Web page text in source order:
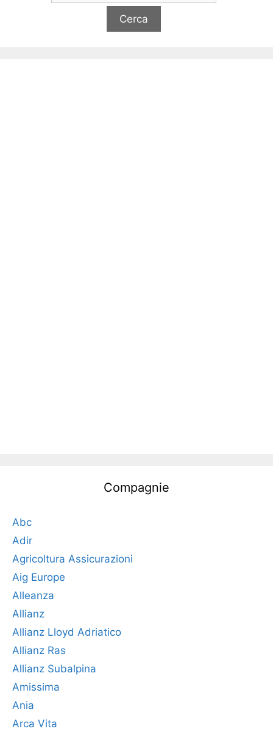
Compagnie
Abc
Adir
Agricoltura Assicurazioni
Aig Europe
Alleanza
Allianz
Allianz Lloyd Adriatico
Allianz Ras
Allianz Subalpina
Amissima
Ania
Arca Vita